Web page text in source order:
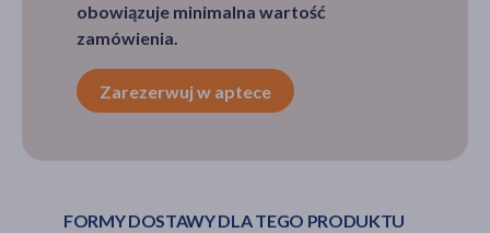
obowiązuje minimalna wartość
zamówienia.
Zarezerwuj w aptece
FORMY DOSTAWY DLA TEGO PRODUKTU